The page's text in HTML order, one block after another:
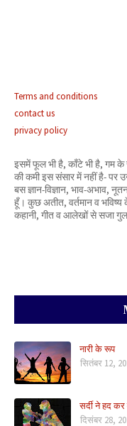
Terms and conditions
contact us
privacy policy
इसमें फूल भी है, काँटे भी है, गम
की कमी इस संसार में नहीं है- पर
बस ज्ञान-विज्ञान, भाव-अभाव,
हूँ। कुछ अतीत, वर्तमान व भविष्य
कहानी, गीत व आलेखों से सजा
नारी के रूप
सितंबर 12,
सर्दी ने हद कर
दिसंबर 28,